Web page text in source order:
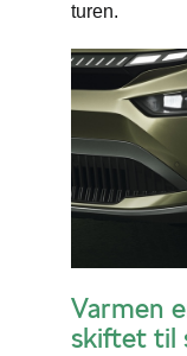
turen.
Varmen
skiftet til